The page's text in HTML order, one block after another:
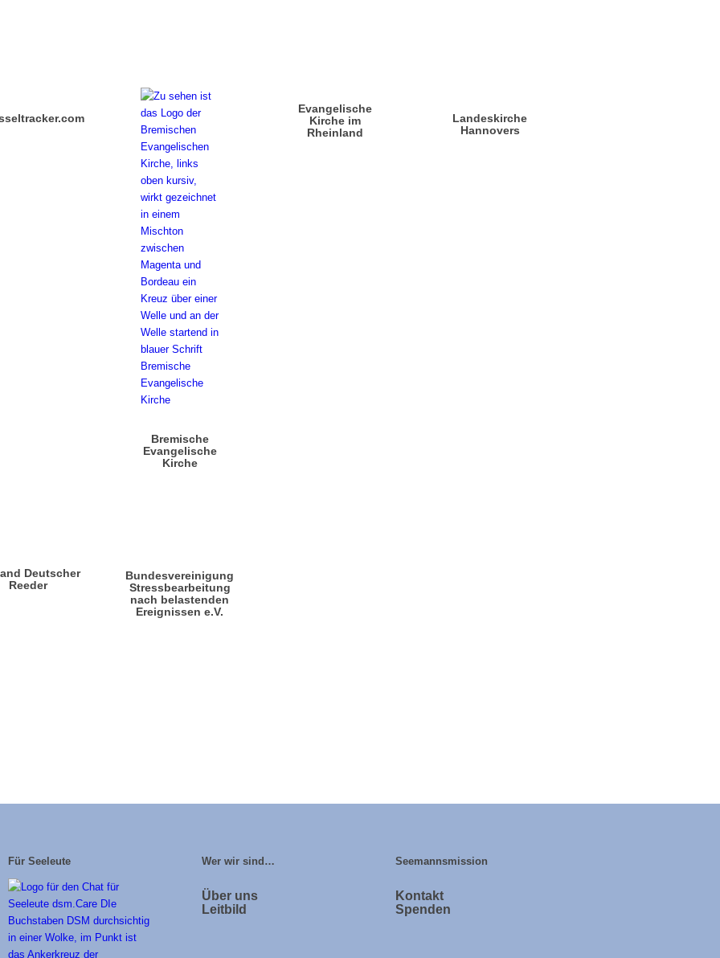
Bremische
Evangelische
Kirche
Evangelische
Kirche im
Rheinland
Landeskirche
Hannovers
Deutscher
Reeder
Bundesvereinigung
Stressbearbeitung
nach belastenden
Ereignissen e.V.
Für Seeleute Wer wir sind…
Über uns
Leitbild
Seemannsmission
Kontakt
Spenden